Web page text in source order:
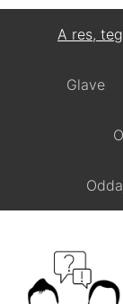
A res,
Glave